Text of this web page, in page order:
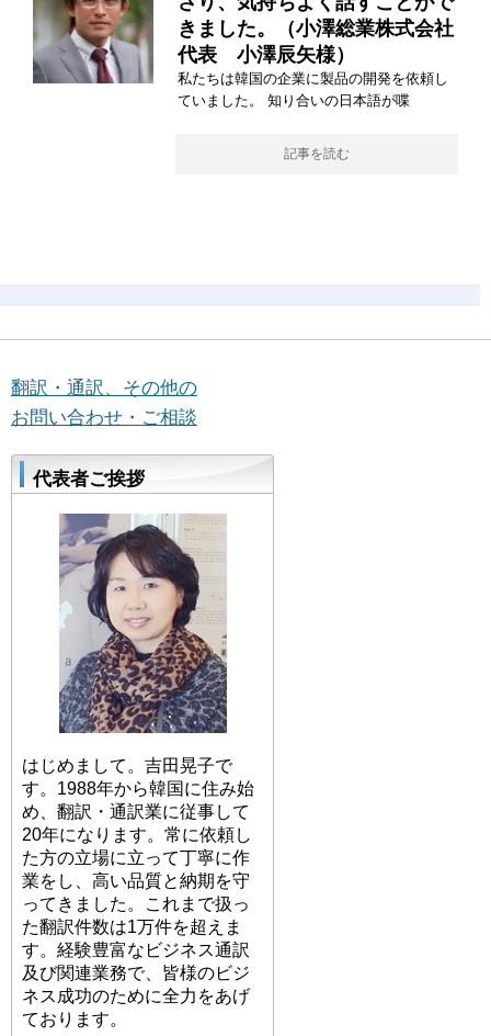
きました。（小澤総業株式会社
代表 小澤辰矢様）
私たちは韓国の企業に製品の開発を依頼し
ていました。 知り合いの日本語が喋
記事を読む
翻訳・通訳、その他の
お問い合わせ・ご相談
代表者ご挨拶
はじめまして。吉田晃子で
す。1988年から韓国に住み始
め、翻訳・通訳業に従事して
20年になります。常に依頼し
た方の立場に立って丁寧に作
業をし、高い品質と納期を守
ってきました。これまで扱っ
た翻訳件数は1万件を超えま
す。経験豊富なビジネス通訳
及び関連業務で、皆様のビジ
ネス成功のために全力をあげ
ております。